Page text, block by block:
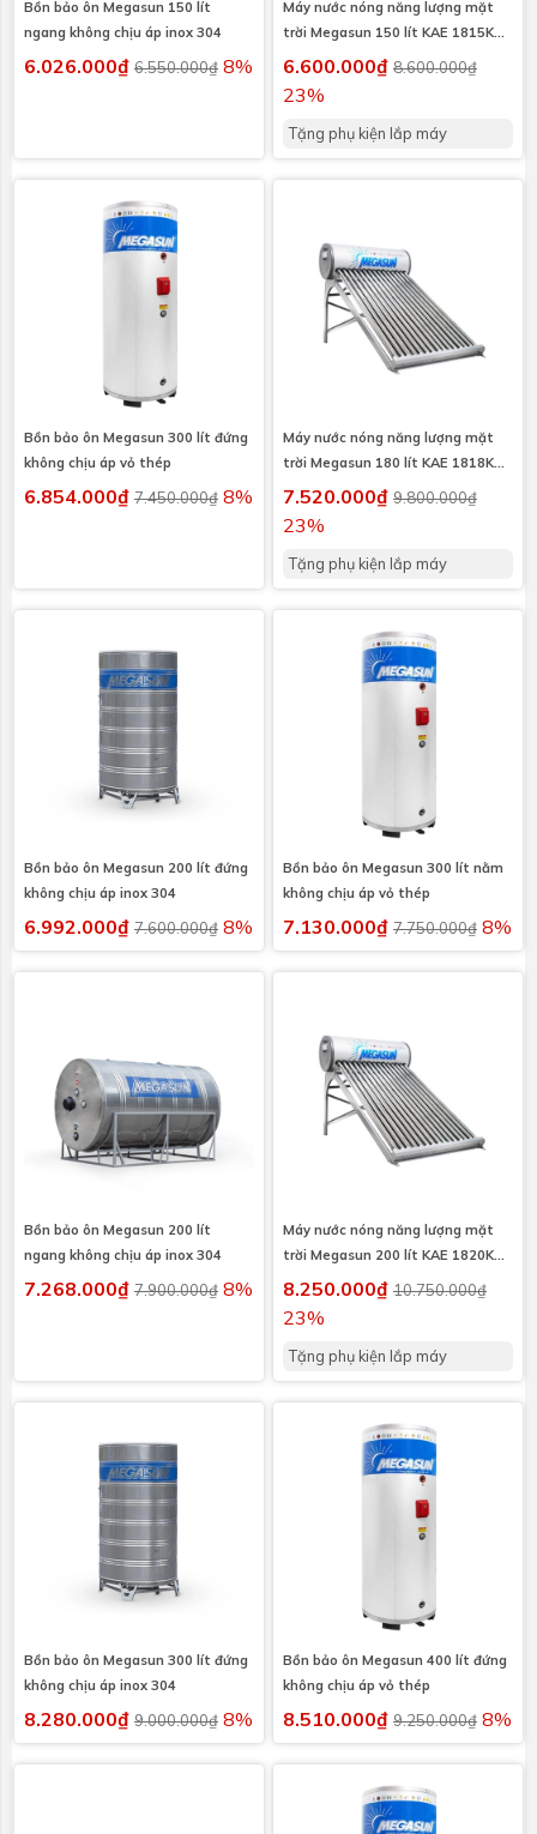
Bồn bảo ôn Megasun 150 lít
ngang không chịu áp inox 304
6.026.000₫ 6.550.000₫ 8%
Máy nước nóng năng lượng mặt
trời Megasun 150 lít KAE 1815KAE
I304
6.600.000₫ 8.600.000₫
23%
Tặng phụ kiện lắp máy
Bồn bảo ôn Megasun 300 lít đứng
không chịu áp vỏ thép
6.854.000₫ 7.450.000₫ 8%
Máy nước nóng năng lượng mặt
trời Megasun 180 lít KAE 1818KAE
I304
7.520.000₫ 9.800.000₫
23%
Tặng phụ kiện lắp máy
Bồn bảo ôn Megasun 200 lít đứng
không chịu áp inox 304
6.992.000₫ 7.600.000₫ 8%
Bồn bảo ôn Megasun 300 lít nằm
không chịu áp vỏ thép
7.130.000₫ 7.750.000₫ 8%
Bồn bảo ôn Megasun 200 lít
ngang không chịu áp inox 304
7.268.000₫ 7.900.000₫ 8%
Máy nước nóng năng lượng mặt
trời Megasun 200 lít KAE 1820KAE
I304
8.250.000₫ 10.750.000₫
23%
Tặng phụ kiện lắp máy
Bồn bảo ôn Megasun 300 lít đứng
không chịu áp inox 304
8.280.000₫ 9.000.000₫ 8%
Bồn bảo ôn Megasun 400 lít đứng
không chịu áp vỏ thép
8.510.000₫ 9.250.000₫ 8%